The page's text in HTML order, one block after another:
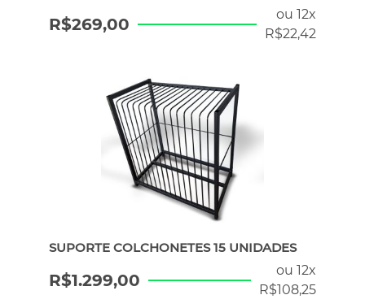
ou 12x
R$22,42
R$269,00
SUPORTE COLCHONETES 15 UNIDADES
ou 12x
R$108,25
R$1.299,00